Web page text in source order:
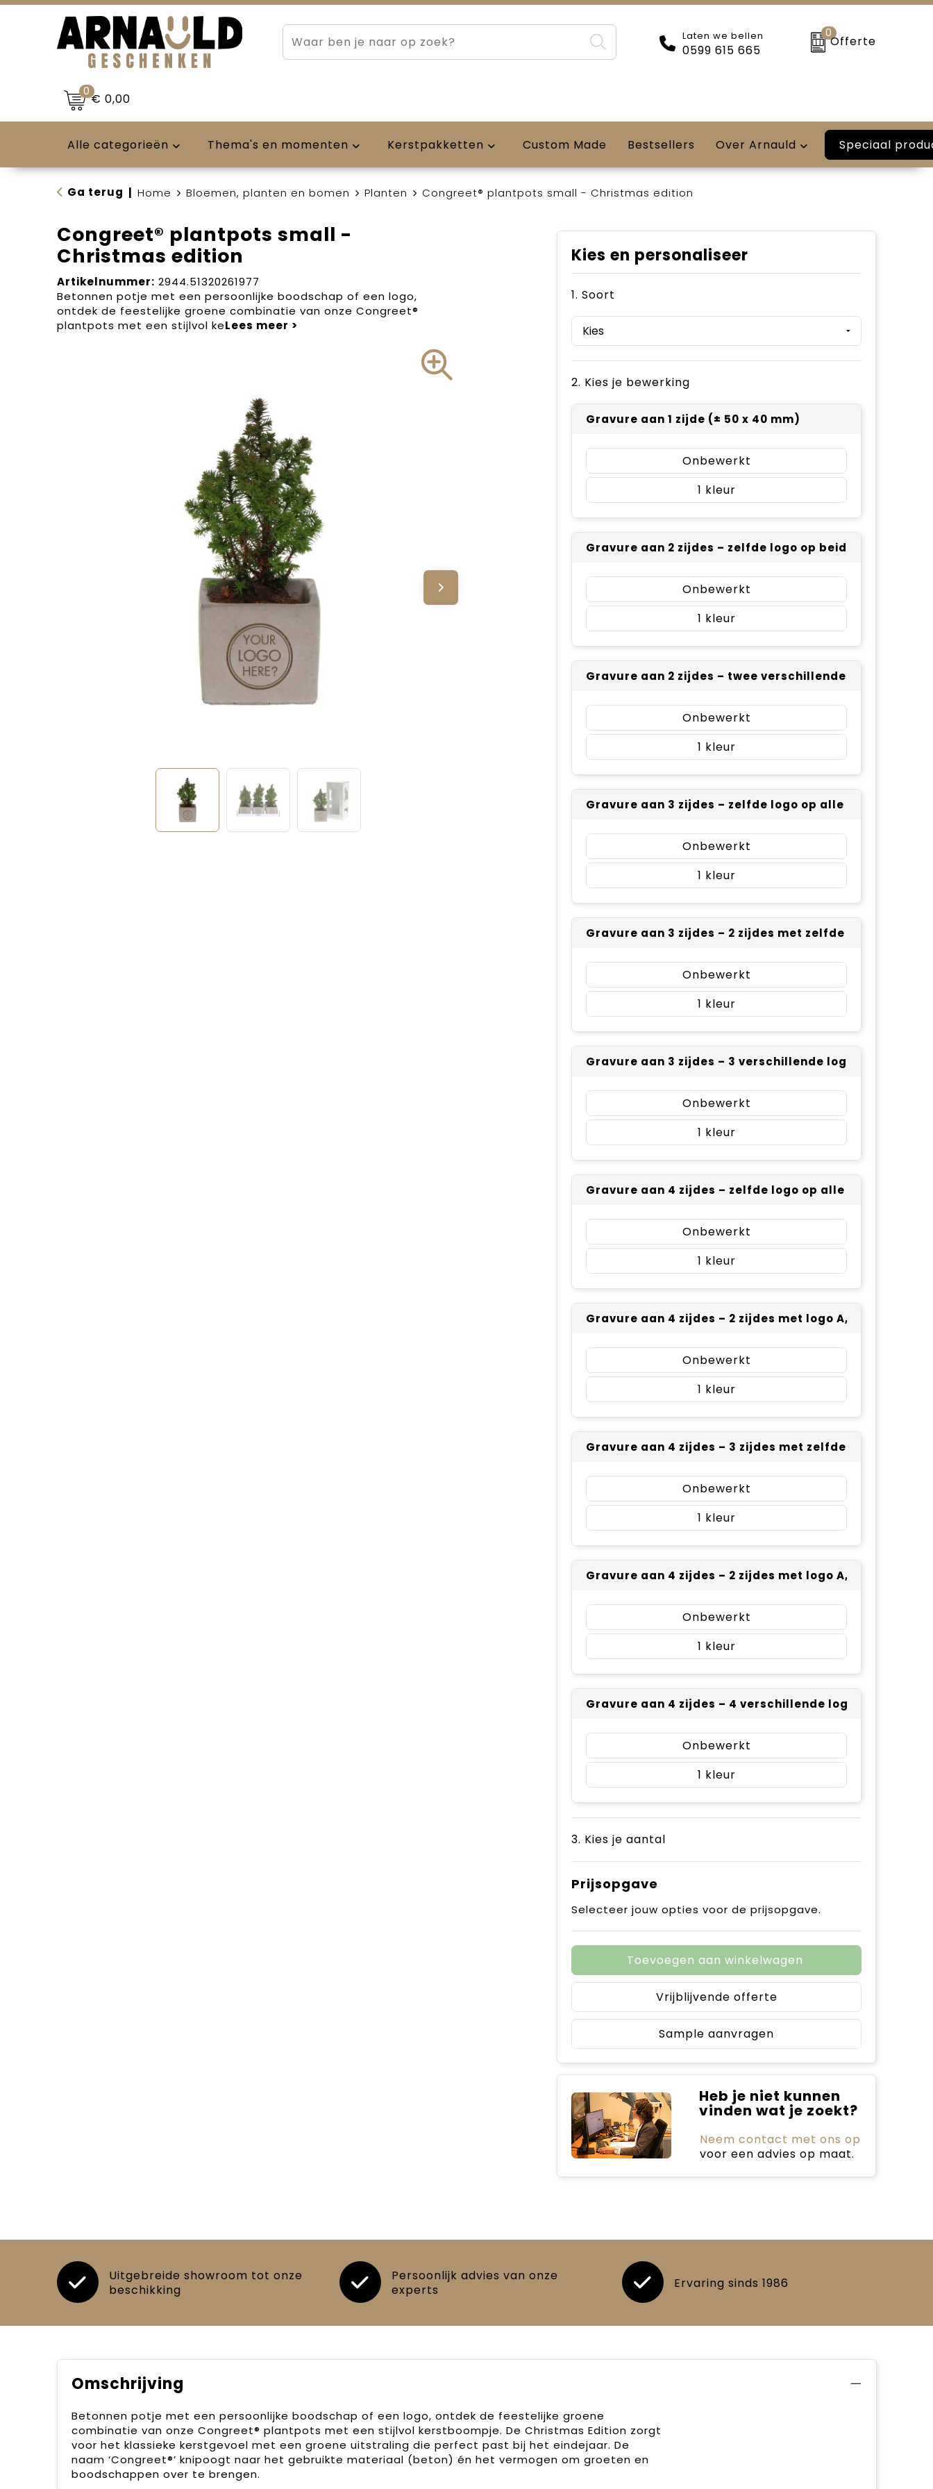
Laten we bellen
0599 615 665
0
Offerte
0€ 0,00
Alle categorieën Thema's en momenten Kerstpakketten Custom Made Bestsellers Over Arnauld Speciaal
Ga terug Home Bloemen, planten en bomen Planten Congreet® plantpots small - Christmas edition
Congreet® plantpots small -
Christmas edition
Artikelnummer: 2944.51320261977
Betonnen potje met een persoonlijke boodschap of een logo,
ontdek de feestelijke groene combinatie van onze Congreet®
plantpots met een stijlvol ke
Kies en personaliseer
1. Soort
2. Kies je bewerking
Gravure aan 1 zijde (± 50 x 40 mm)
Onbewerkt
1
Gravure aan 2 zijdes – zelfde logo op beide zijdes (± 50
Onbewerkt
1
Gravure aan 2 zijdes – twee verschillende logo’s (± 50
Onbewerkt
1
Gravure aan 3 zijdes – zelfde logo op alle 3 zijdes (± 50
Onbewerkt
1
Gravure aan 3 zijdes – 2 zijdes met zelfde logo, 1 zijde
Onbewerkt
1
Gravure aan 3 zijdes – 3 verschillende logo’s (± 50 x 40
Onbewerkt
1
Gravure aan 4 zijdes – zelfde logo op alle zijdes (± 50 x
Onbewerkt
1
Gravure aan 4 zijdes – 2 zijdes met logo A, 2 zijdes met
Onbewerkt
1
Gravure aan 4 zijdes – 3 zijdes met zelfde logo, 1 zijde
Onbewerkt
1
Gravure aan 4 zijdes – 2 zijdes met logo A, 1 zijde met
Onbewerkt
1
Gravure aan 4 zijdes – 4 verschillende logo’s (± 50 x
Onbewerkt
1
3. Kies je aantal
Prijsopgave
Selecteer jouw opties voor de prijsopgave.
Toevoegen aan winkelwagen
Vrijblijvende offerte
Sample aanvragen
Heb je niet kunnen
vinden wat je zoekt?
Neem contact met ons op
voor een advies op maat.
Uitgebreide showroom tot onze
beschikking
Persoonlijk advies van onze
experts
Ervaring sinds 1986
Omschrijving
Betonnen potje met een persoonlijke boodschap of een logo, ontdek de feestelijke groene
combinatie van onze Congreet® plantpots met een stijlvol kerstboompje. De Christmas Edition zorgt
voor het klassieke kerstgevoel met een groene uitstraling die perfect past bij het eindejaar. De
naam ‘Congreet®’ knipoogt naar het gebruikte materiaal (beton) én het vermogen om groeten en
boodschappen over te brengen.